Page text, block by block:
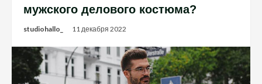
мужского делового костюма?
studiohallo_ 11 декабря 2022